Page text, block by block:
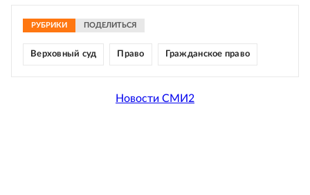
РУБРИКИ ПОДЕЛИТЬСЯ
Верховный суд Право Гражданское право
Новости СМИ2